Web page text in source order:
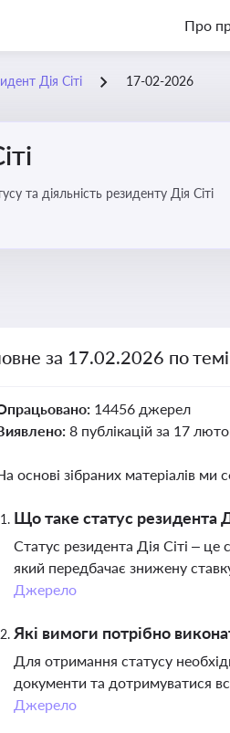
Про
Дія Сіті 17-02-2026
та діяльність резиденту Дія Сіті
за 17.02.2026 по
14456 джерел
8 публікацій за 17
основі зібраних матеріалів ми
Що таке статус резидента
Статус резидента Дія Сіті – це
який передбачає знижену
Джерело
Які вимоги потрібно
Для отримання статусу
документи та дотримуватися
Джерело